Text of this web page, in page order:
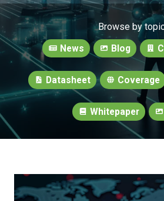
Browse by
News
Blog
Datasheet Coverage
Whitepaper